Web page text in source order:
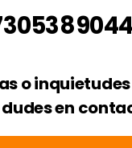
o
en